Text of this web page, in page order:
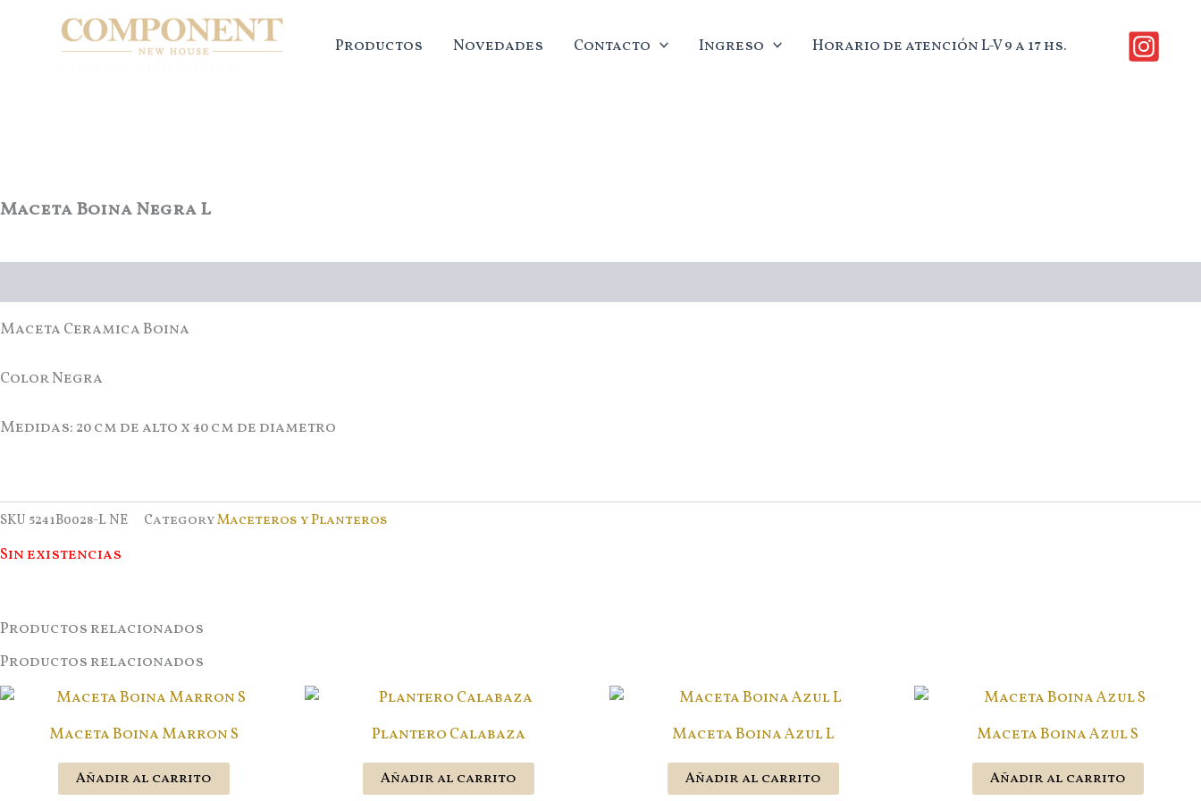
Productos Novedades Contacto Ingreso Horario de atención L-V 9 a 17 hs.
Maceta Boina Negra L
Maceta Ceramica Boina
Color Negra
Medidas: 20 cm de alto x 40 cm de diametro
SKU 5241B0028-L NE CategoryMaceteros y Planteros
Sin existencias
Productos relacionados
Productos relacionados
Maceta Boina Marron S
Añadir al carrito
Plantero Calabaza
Añadir al carrito
Maceta Boina Azul L
Añadir al carrito
Maceta Boina Azul S
Añadir al carrito